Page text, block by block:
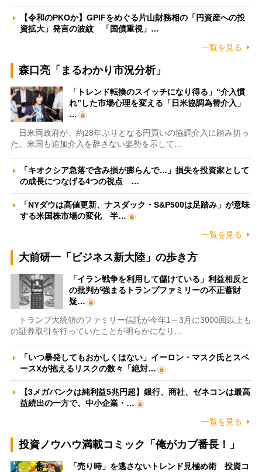
【令和のPKOか】GPIFをめぐる片山財務相の「円資産への投
資拡大」発言の波紋 「国債重視」…
一覧を見る
森口亮「まるわかり市況分析」
「トレンド転換のスイッチになり得る」“介入慣
れ”した市場心理を変える「日米協調為替介入」
…
日米両政府が、約28年ぶりとなる円買いの協調介入に踏み切っ
た。米国も追加介入を辞さない姿勢を示して…
「キオクシア急落で含み損が膨らんで…」損失を投資家として
の成長につなげる4つの視点 …
「NYダウは高値更新、ナスダック・S&P500は足踏み」が意味
する米国株市場の変化 半…
一覧を見る
大前研一「ビジネス新大陸」の歩き方
「イラン戦争を利用して儲けている」利益相反と
の批判が強まるトランプファミリーの不正蓄財
疑…
トランプ大統領のファミリー信託が今年1～3月に3000回以上も
の証券取引を行っていたことが明らかになり…
「いつ暴発してもおかしくはない」イーロン・マスク氏とスペ
ースXが抱えるリスクの数々「絶対…
【3メガバンクは純利益5兆円超】銀行、商社、ゼネコンは最高
益続出の一方で、中小企業・…
一覧を見る
投資ノウハウ満載コミック「俺がカブ番長！」
「売り時」を逃さないトレンド見極め術 投資コ